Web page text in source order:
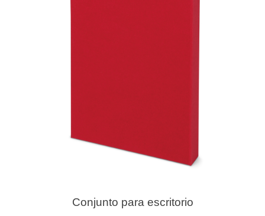
Conjunto para escritorio